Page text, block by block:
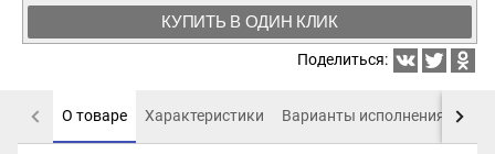
КУПИТЬ В ОДИН КЛИК
Поделиться:
О товаре Характеристики Варианты исполнения